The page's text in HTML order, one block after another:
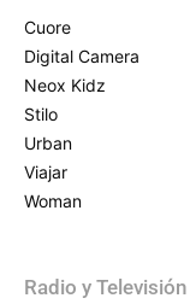
Cuore
Digital Camera
Neox Kidz
Stilo
Urban
Viajar
Woman
Radio y Televisión